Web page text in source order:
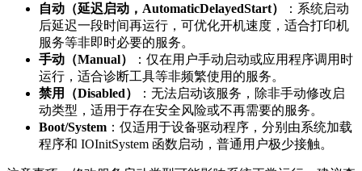
自动（延迟启动，AutomaticDelayedStart）
：系统启动
后延迟一段时间再运行，可优化开机速度，适合打印机
服务等非即时必要的服务。
手动（Manual）
：仅在用户手动启动或应用程序调用时
运行，适合诊断工具等非频繁使用的服务。
禁用（Disabled）
：无法启动该服务，除非手动修改启
动类型，适用于存在安全风险或不再需要的服务。
Boot/System ：仅适用于设备驱动程序，分别由系统加载
程序和 IOInitSystem 函数启动，普通用户极少接触。